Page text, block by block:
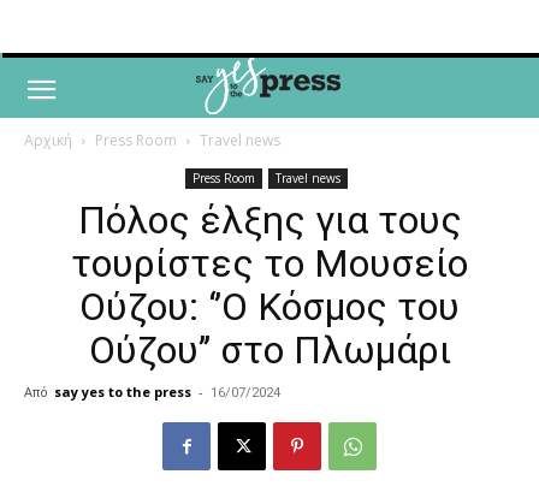
Αρχική Press Room Travel news
Press Room Travel news
Πόλος έλξης για τους
τουρίστες το Μουσείο
Ούζου: ‘’Ο Κόσμος του
Ούζου’’ στο Πλωμάρι
Από say yes to the press - 16/07/2024